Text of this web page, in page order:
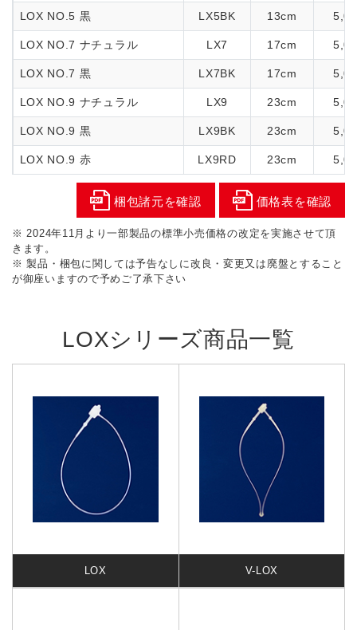
LOX NO.5 黒 LX5BK 13cm
LOX NO.7 ナチュラル LX7 17cm
LOX NO.7 黒 LX7BK 17cm
LOX NO.9 ナチュラル LX9 23cm
LOX NO.9 黒 LX9BK 23cm
LOX NO.9 赤 LX9RD 23cm
梱包諸元を確認 価格表を確認
※ 2024年11月より一部製品の標準小売価格の改定を実施させて頂
きます。
※ 製品・梱包に関しては予告なしに改良・変更又は廃盤とすること
が御座いますので予めご了承下さい
LOXシリーズ商品一覧
LOX V-LOX